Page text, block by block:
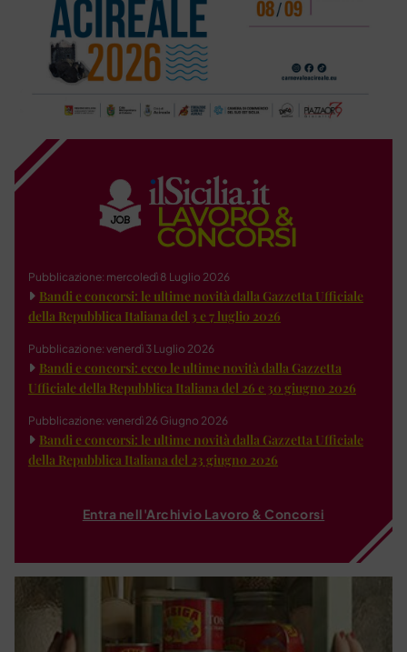
Pubblicazione: mercoledì 8 Luglio 2026
Bandi e concorsi: le ultime novità dalla Gazzetta Ufficiale
della Repubblica Italiana del 3 e 7 luglio 2026
Pubblicazione: venerdì 3 Luglio 2026
Bandi e concorsi: ecco le ultime novità dalla Gazzetta
Ufficiale della Repubblica Italiana del 26 e 30 giugno 2026
Pubblicazione: venerdì 26 Giugno 2026
Bandi e concorsi: le ultime novità dalla Gazzetta Ufficiale
della Repubblica Italiana del 23 giugno 2026
Entra nell'Archivio Lavoro & Concorsi